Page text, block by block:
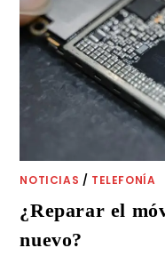
NOTICIAS / TELEFONÍA
¿Reparar el
nuevo?